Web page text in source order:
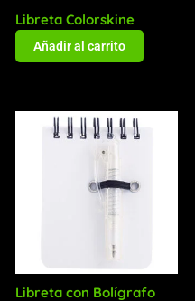
Libreta Colorskine
Añadir al carrito
Libreta con Bolígrafo